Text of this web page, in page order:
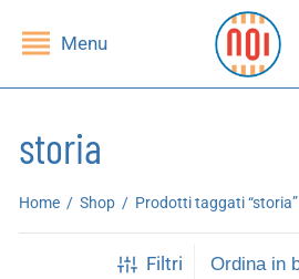
Menu
storia
Home / Shop / Prodotti taggati “storia”
Filtri
DI LETTURA